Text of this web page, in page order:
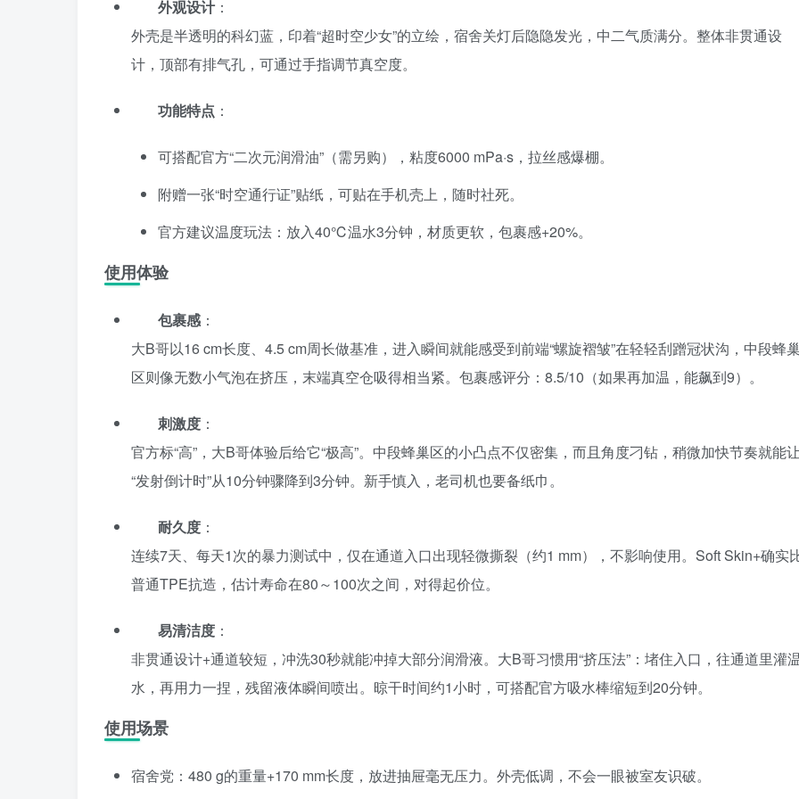
外观设计：
外壳是半透明的科幻蓝，印着“超时空少女”的立绘，宿舍关灯后隐隐发光，中二气质满分。整体非贯通设
计，顶部有排气孔，可通过手指调节真空度。
功能特点 ：
可搭配官方“二次元润滑油”（需另购），粘度6000 mPa·s，拉丝感爆棚。
附赠一张“时空通行证”贴纸，可贴在手机壳上，随时社死。
官方建议温度玩法：放入40℃温水3分钟，材质更软，包裹感+20%。
使用体验
包裹感 ：
大B哥以16 cm长度、4.5 cm周长做基准，进入瞬间就能感受到前端“螺旋褶皱”在轻轻刮蹭冠状沟，中段蜂
区则像无数小气泡在挤压，末端真空仓吸得相当紧。包裹感评分：8.5/10（如果再加温，能飙到9）。
刺激度 ：
官方标“高”，大B哥体验后给它“极高”。中段蜂巢区的小凸点不仅密集，而且角度刁钻，稍微加快节奏就能
“发射倒计时”从10分钟骤降到3分钟。新手慎入，老司机也要备纸巾。
耐久度 ：
连续7天、每天1次的暴力测试中，仅在通道入口出现轻微撕裂（约1 mm），不影响使用。Soft Skin+确实
普通TPE抗造，估计寿命在80～100次之间，对得起价位。
易清洁度 ：
非贯通设计+通道较短，冲洗30秒就能冲掉大部分润滑液。大B哥习惯用“挤压法”：堵住入口，往通道里灌
水，再用力一捏，残留液体瞬间喷出。晾干时间约1小时，可搭配官方吸水棒缩短到20分钟。
使用场景
宿舍党：480 g的重量+170 mm长度，放进抽屉毫无压力。外壳低调，不会一眼被室友识破。